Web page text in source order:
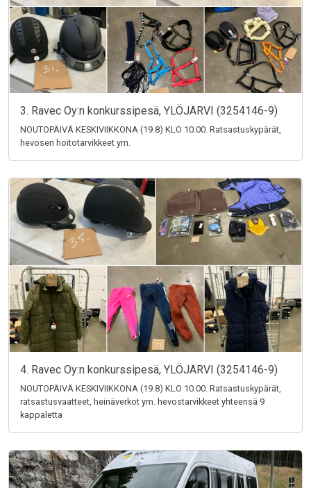
3. Ravec Oy:n konkurssipesä, YLÖJÄRVI (3254146-9)
NOUTOPÄIVÄ KESKIVIIKKONA (19.8) KLO 10.00. Ratsastuskypärät,
hevosen hoitotarvikkeet ym.
4. Ravec Oy:n konkurssipesä, YLÖJÄRVI (3254146-9)
NOUTOPÄIVÄ KESKIVIIKKONA (19.8) KLO 10.00. Ratsastuskypärät,
ratsastusvaatteet, heinäverkot ym. hevostarvikkeet yhteensä 9
kappaletta